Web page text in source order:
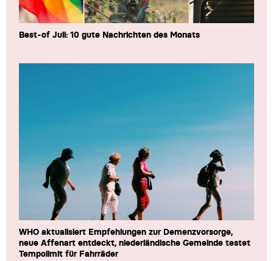
Best-of Juli: 10 gute Nachrichten des Monats
WHO aktualisiert Empfehlungen zur Demenzvorsorge,
neue Affenart entdeckt, niederländische Gemeinde testet
Tempolimit für Fahrräder